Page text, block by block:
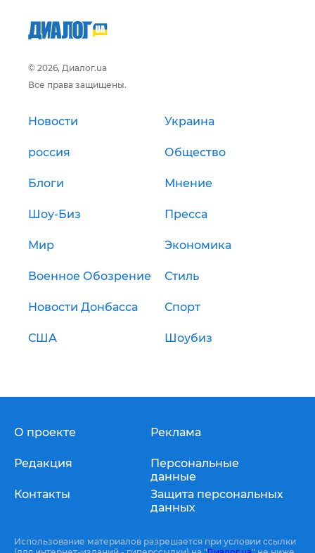
© 2026, Диалог.ua
Все права защищены.
Новости Украина
россия Общество
Блоги Мнение
Шоу-Биз Пресса
Мир Экономика
Военное Обозрение Стиль
Новости Донбасса Спорт
США Шоубиз
О проекте
Редакция
Контакты
Реклама
Персональные
данные
Защита персональных
данных
Использование материалов разрешается при условии ссылки